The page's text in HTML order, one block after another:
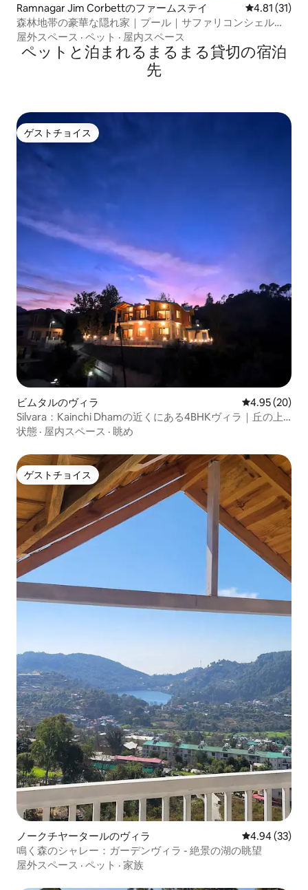
Ramnagar Jim Corbettのファームステイ レビュー31
4.81 (31)
森林地帯の豪華な隠れ家｜プール｜サファリコンシェルジ
ュ
屋外スペース · ペット · 屋内スペース
ペットと泊まれるまるまる貸切の宿泊
先
ゲストチョイス
ゲストチョイス
ビムタルのヴィラ レビュー20
4.95 (20)
Silvara：Kainchi Dhamの近くにある4BHKヴィラ｜丘の上
からの眺め
状態 · 屋内スペース · 眺め
ゲストチョイス
ゲストチョイス
ノークチヤータールのヴィラ レビュー33
4.94 (33)
鳴く森のシャレー：ガーデンヴィラ - 絶景の湖の眺望
屋外スペース · ペット · 家族